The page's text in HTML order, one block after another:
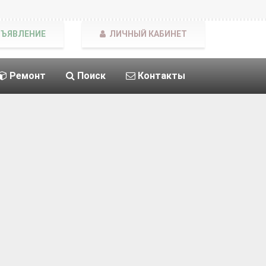
Ремонт Поиск Контакты
ЛИЧНЫЙ КАБИНЕТ